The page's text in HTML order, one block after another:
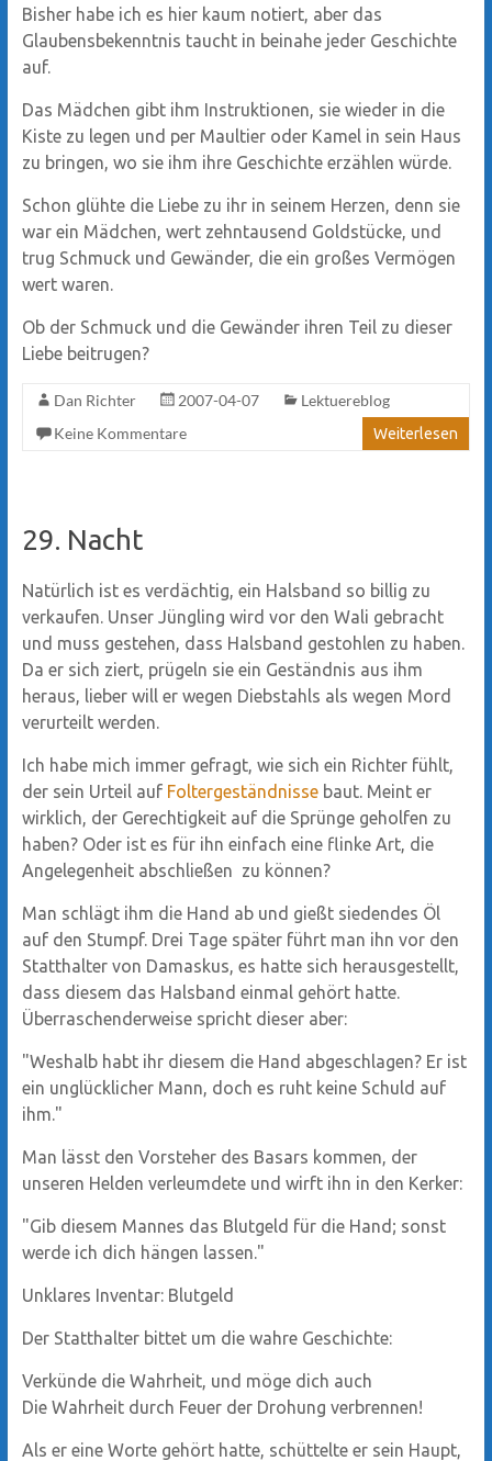
Bisher habe ich es hier kaum notiert, aber das
Glaubensbekenntnis taucht in beinahe jeder Geschichte
auf.
Das Mädchen gibt ihm Instruktionen, sie wieder in die
Kiste zu legen und per Maultier oder Kamel in sein Haus
zu bringen, wo sie ihm ihre Geschichte erzählen würde.
Schon glühte die Liebe zu ihr in seinem Herzen, denn sie
war ein Mädchen, wert zehntausend Goldstücke, und
trug Schmuck und Gewänder, die ein großes Vermögen
wert waren.
Ob der Schmuck und die Gewänder ihren Teil zu dieser
Liebe beitrugen?
Dan Richter 2007-04-07
Lektuereblog
Keine Kommentare
Weiterlesen
29. Nacht
Natürlich ist es verdächtig, ein Halsband so billig zu
verkaufen. Unser Jüngling wird vor den Wali gebracht
und muss gestehen, dass Halsband gestohlen zu haben.
Da er sich ziert, prügeln sie ein Geständnis aus ihm
heraus, lieber will er wegen Diebstahls als wegen Mord
verurteilt werden.
Ich habe mich immer gefragt, wie sich ein Richter fühlt,
der sein Urteil auf Foltergeständnissebaut. Meint er
wirklich, der Gerechtigkeit auf die Sprünge geholfen zu
haben? Oder ist es für ihn einfach eine flinke Art, die
Angelegenheit abschließen zu können?
Man schlägt ihm die Hand ab und gießt siedendes Öl
auf den Stumpf. Drei Tage später führt man ihn vor den
Statthalter von Damaskus, es hatte sich herausgestellt,
dass diesem das Halsband einmal gehört hatte.
Überraschenderweise spricht dieser aber:
"Weshalb habt ihr diesem die Hand abgeschlagen? Er ist
ein unglücklicher Mann, doch es ruht keine Schuld auf
ihm."
Man lässt den Vorsteher des Basars kommen, der
unseren Helden verleumdete und wirft ihn in den Kerker:
"Gib diesem Mannes das Blutgeld für die Hand; sonst
werde ich dich hängen lassen."
Unklares Inventar: Blutgeld
Der Statthalter bittet um die wahre Geschichte:
Verkünde die Wahrheit, und möge dich auch
Die Wahrheit durch Feuer der Drohung verbrennen!
Als er eine Worte gehört hatte, schüttelte er sein Haupt,